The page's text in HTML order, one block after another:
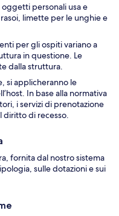
personali usa e
limette per le unghie e
per gli ospiti variano a
in questione. Le
dalla struttura.
si applicheranno le
In base alla normativa
i servizi di prenotazione
diritto di recesso.
fornita dal nostro sistema
sulle dotazioni e sui